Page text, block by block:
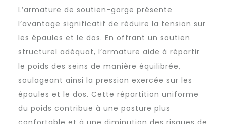
L’armature de soutien-gorge présente
l’avantage significatif de réduire la tension sur
les épaules et le dos. En offrant un soutien
structurel adéquat, l’armature aide à répartir
le poids des seins de manière équilibrée,
soulageant ainsi la pression exercée sur les
épaules et le dos. Cette répartition uniforme
du poids contribue à une posture plus